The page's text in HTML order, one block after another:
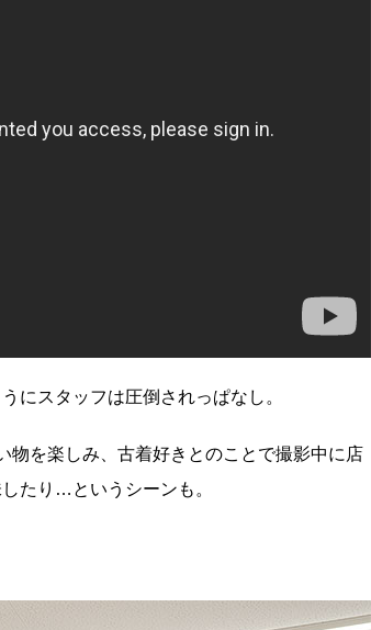
にスタッフは圧倒されっぱなし。
物を楽しみ、古着好きとのことで撮影中に店
たり…というシーンも。